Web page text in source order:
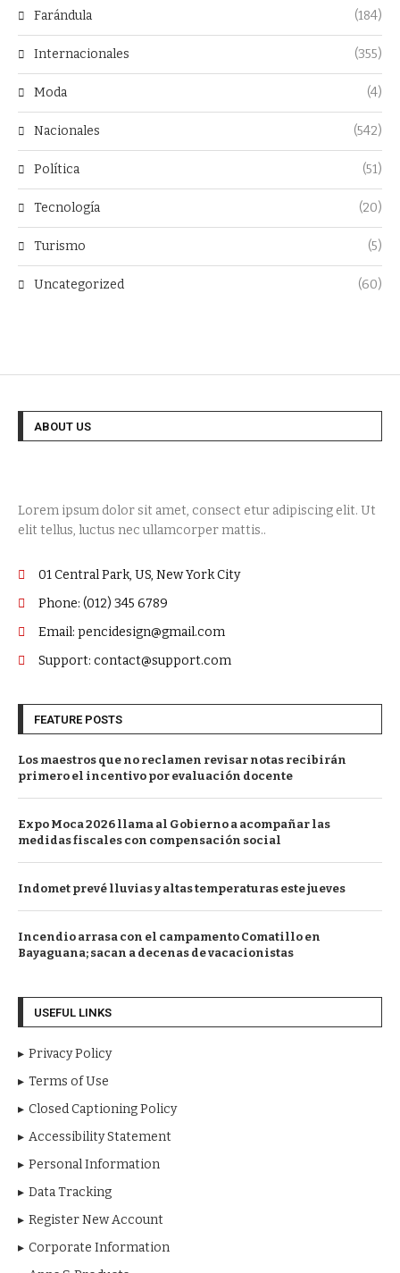
Farándula (184)
Internacionales (355)
Moda (4)
Nacionales (542)
Política (51)
Tecnología (20)
Turismo (5)
Uncategorized (60)
ABOUT US
Lorem ipsum dolor sit amet, consect etur adipiscing elit. Ut
elit tellus, luctus nec ullamcorper mattis..
01 Central Park, US, New York City
Phone: (012) 345 6789
Email: pencidesign@gmail.com
Support: contact@support.com
FEATURE POSTS
Los maestros que no reclamen revisar notas recibirán
primero el incentivo por evaluación docente
Expo Moca 2026 llama al Gobierno a acompañar las
medidas fiscales con compensación social
Indomet prevé lluvias y altas temperaturas este jueves
Incendio arrasa con el campamento Comatillo en
Bayaguana; sacan a decenas de vacacionistas
USEFUL LINKS
Privacy Policy
Terms of Use
Closed Captioning Policy
Accessibility Statement
Personal Information
Data Tracking
Register New Account
Corporate Information